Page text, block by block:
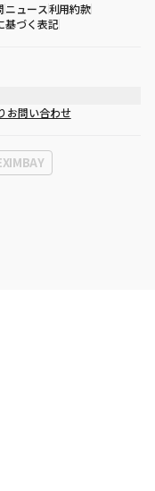
ニュース利用約款
基づく表記
3階(三成洞、coex)
お問い合わせ